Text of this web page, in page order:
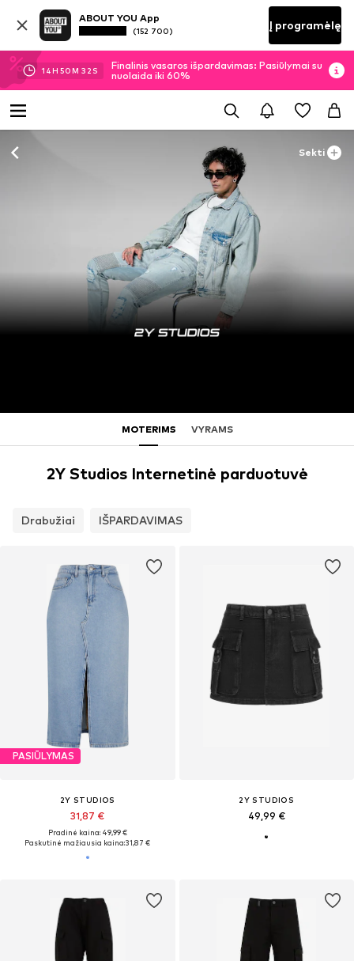
ABOUT YOU App
(152 700) Į programėlę
14H 50M 31 S
Finalinis vasaros išpardavimas: Pasiūlymai su
nuolaida iki 60%
Sekti
MOTERIMS VYRAMS
2Y Studios Internetinė parduotuvė
Drabužiai IŠPARDAVIMAS
PASIŪLYMAS
2Y STUDIOS
31,87 €
Pradinė kaina: 49,99 €
Paskutinė mažiausia kaina:31,87 €
2Y STUDIOS
49,99 €